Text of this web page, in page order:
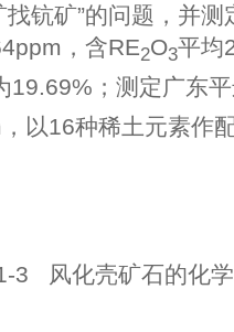
钪矿”的问题，并
，含RE2O3平均
19.69%；测定广东
以16种稀土元素作
3 风化壳矿石的化